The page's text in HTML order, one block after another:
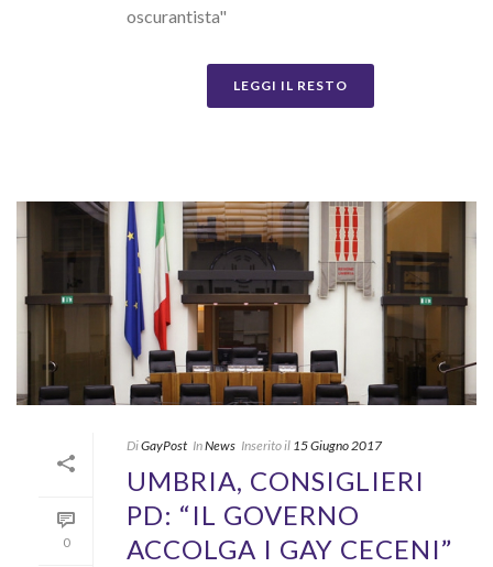
oscurantista"
LEGGI IL RESTO
0
DiGayPost InNews Inserito il 15 Giugno 2017
UMBRIA, CONSIGLIERI
PD: “IL GOVERNO
ACCOLGA I GAY CECENI”